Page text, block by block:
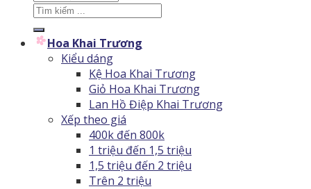
Tìm
kiếm:
Hoa Khai Trương
Kiểu dáng
Kệ Hoa Khai Trương
Giỏ Hoa Khai Trương
Lan Hồ Điệp Khai Trương
Xếp theo giá
400k đến 800k
1 triệu đến 1,5 triệu
1,5 triệu đến 2 triệu
Trên 2 triệu